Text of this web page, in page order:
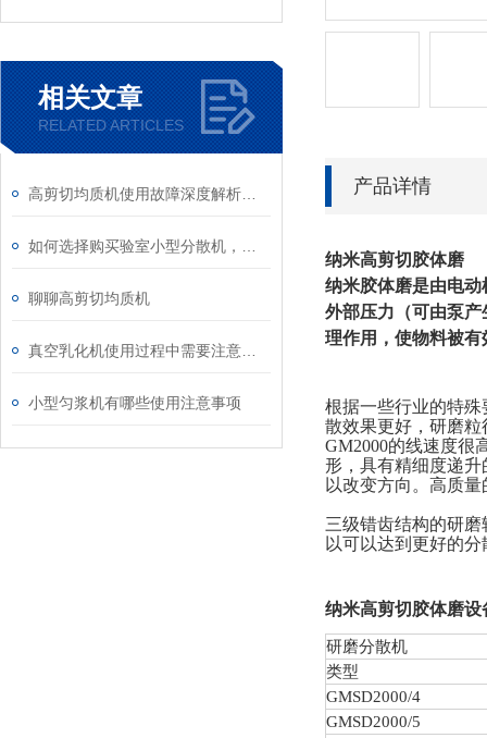
相关文章
RELATED ARTICLES
聊聊高剪切均质机
小型匀浆机有哪些使用注意事项
产品详情
纳米高剪切胶体磨
纳米胶体磨是由电
外部压力（可由泵
理作用，使物料被
根据一些行业的特殊
散效果更好，研磨粒
GM2000的线速度很
形，具有精细度递
以改变方向。高质
三级错齿结构的研
以可以达到更好的
纳米高剪切胶体磨设
研磨分散机
类型
GMSD2000/4
GMSD2000/5